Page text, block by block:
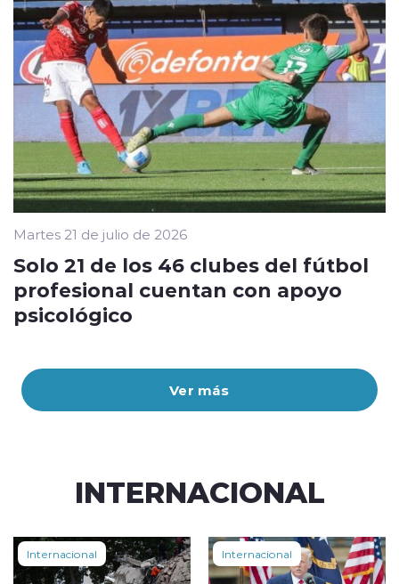
Ver más
Martes 21 de julio de 2026
Solo 21 de los 46 clubes del fútbol
profesional cuentan con apoyo
psicológico
INTERNACIONAL
Internacional Internacional